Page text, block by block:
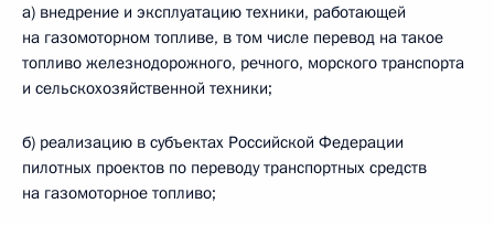
а) внедрение и эксплуатацию техники, работающей
на газомоторном топливе, в том числе перевод на такое
топливо железнодорожного, речного, морского транспорта
и сельскохозяйственной техники;
б) реализацию в субъектах Российской Федерации
пилотных проектов по переводу транспортных средств
на газомоторное топливо;